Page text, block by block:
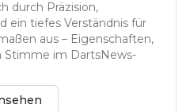
durch Präzision,
ein tiefes Verständnis für
aus – Eigenschaften,
Stimme im DartsNews-